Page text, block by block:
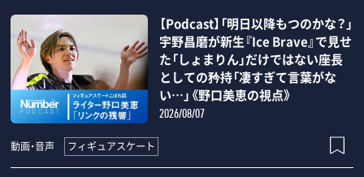
【Podcast】「明日以降もつのかな？」
宇野昌磨が新生『Ice Brave』で見せ
た「しょまりん」だけではない座長
としての矜持「凄すぎて言葉がな
い…」《野口美恵の視点》
2026/08/07
動画・音声 フィギュアスケート